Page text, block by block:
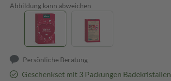
Abbildung kann abweichen
Persönliche Beratung
Geschenkset mit 3 Packungen Badekristallen